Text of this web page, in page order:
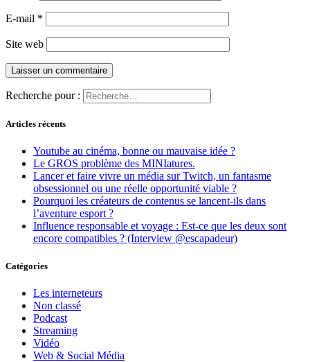
E-mail *
Site web
Recherche pour :
Articles récents
Youtube au cinéma, bonne ou mauvaise idée ?
Le GROS problème des MINIatures.
Lancer et faire vivre un média sur Twitch, un fantasme
obsessionnel ou une réelle opportunité viable ?
Pourquoi les créateurs de contenus se lancent-ils dans
l’aventure esport ?
Influence responsable et voyage : Est-ce que les deux sont
encore compatibles ? (Interview @escapadeur)
Catégories
Les interneteurs
Non classé
Podcast
Streaming
Vidéo
Web & Social Média